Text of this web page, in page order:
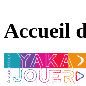
Accueil